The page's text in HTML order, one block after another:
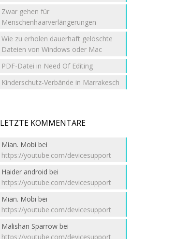
Zwar gehen für
Menschenhaarverlängerungen
Wie zu erholen dauerhaft gelöschte
Dateien von Windows oder Mac
PDF-Datei in Need Of Editing
Kinderschutz-Verbände in Marrakesch
LETZTE KOMMENTARE
Mian. Mobi bei
https://youtube.com/devicesupport
Haider android bei
https://youtube.com/devicesupport
Mian. Mobi bei
https://youtube.com/devicesupport
Malishan Sparrow bei
https://youtube.com/devicesupport